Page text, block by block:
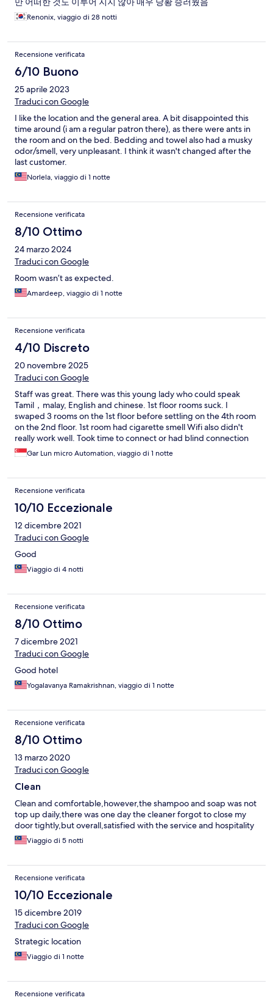
Renonix, viaggio di 28 notti
Recensione verificata
6/10 Buono
25 aprile 2023
Traduci con Google
I like the location and the general area. A bit disappointed this
time around (i am a regular patron there), as there were ants in
the room and on the bed. Bedding and towel also had a musky
odor/smell, very unpleasant. I think it wasn't changed after the
last customer.
Norlela, viaggio di 1 notte
Recensione verificata
8/10 Ottimo
24 marzo 2024
Traduci con Google
Room wasn’t as expected.
Amardeep, viaggio di 1 notte
Recensione verificata
4/10 Discreto
20 novembre 2025
Traduci con Google
Staff was great. There was this young lady who could speak
Tamil，malay, English and chinese. 1st floor rooms suck. I
swaped 3 rooms on the 1st floor before settling on the 4th room
on the 2nd floor. 1st room had cigarette smell Wifi also didn't
really work well. Took time to connect or had blind connection
spots 2nd room had store room smell 3rd room had damp cloth
smellnkroom
Gar Lun micro Automation, viaggio di 1 notte
Recensione verificata
10/10 Eccezionale
12 dicembre 2021
Traduci con Google
Good
Viaggio di 4 notti
Recensione verificata
8/10 Ottimo
7 dicembre 2021
Traduci con Google
Good hotel
Yogalavanya Ramakrishnan, viaggio di 1 notte
Recensione verificata
8/10 Ottimo
13 marzo 2020
Traduci con Google
Clean
Clean and comfortable,however,the shampoo and soap was not
top up daily,there was one day the cleaner forgot to close my
door tightly,but overall,satisfied with the service and hospitality
Viaggio di 5 notti
Recensione verificata
10/10 Eccezionale
15 dicembre 2019
Traduci con Google
Strategic location
Viaggio di 1 notte
Recensione verificata